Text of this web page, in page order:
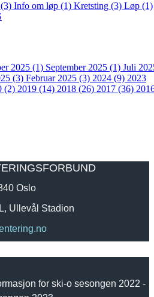
Info om løp (1) Kretsting (3) Løp (1)
2025 (1) September 2025 (1) Juli
(3) Februar 2025 (3) 2024 (9) 2023
(2) 2019 (14) 2018 (26) 2017 (36)
Oslo
Ullevål Stadion
for ski-o sesongen 2022 -